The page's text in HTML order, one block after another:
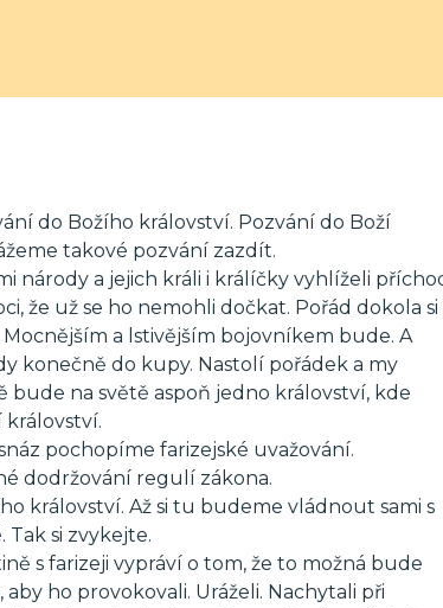
do Božího království. Pozvání do Boží
takové pozvání zazdít.
národy a jejich králi i králíčky vyhlíželi
že už se ho nemohli dočkat. Pořád dokola si
a lstivějším bojovníkem bude. A
konečně do kupy. Nastolí pořádek a my
bude na světě aspoň jedno království, kde
království.
pochopíme farizejské uvažování.
dodržování regulí zákona.
království. Až si tu budeme vládnout sami s
si zvykejte.
s farizeji vypráví o tom, že to možná bude
ho provokovali. Uráželi. Nachytali při